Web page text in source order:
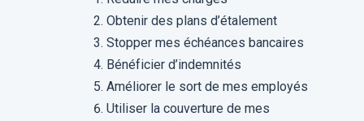
Obtenir des plans d’étalement
Stopper mes échéances bancaires
Bénéficier d’indemnités
Améliorer le sort de mes employés
Utiliser la couverture de mes